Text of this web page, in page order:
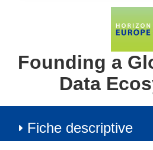
Founding a
Data
Fiche descriptive